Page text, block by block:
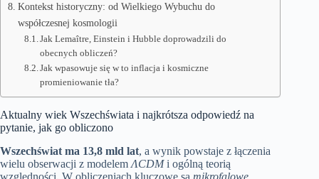
Kontekst historyczny: od Wielkiego Wybuchu do
współczesnej kosmologii
Jak Lemaître, Einstein i Hubble doprowadzili do
obecnych obliczeń?
Jak wpasowuje się w to inflacja i kosmiczne
promieniowanie tła?
Aktualny wiek Wszechświata i najkrótsza odpowiedź na
pytanie, jak go obliczono
Wszechświat ma 13,8 mld lat, a wynik powstaje z łączenia
wielu obserwacji z modelem ΛCDMi ogólną teorią
względności. W obliczeniach kluczowe są mikrofalowe